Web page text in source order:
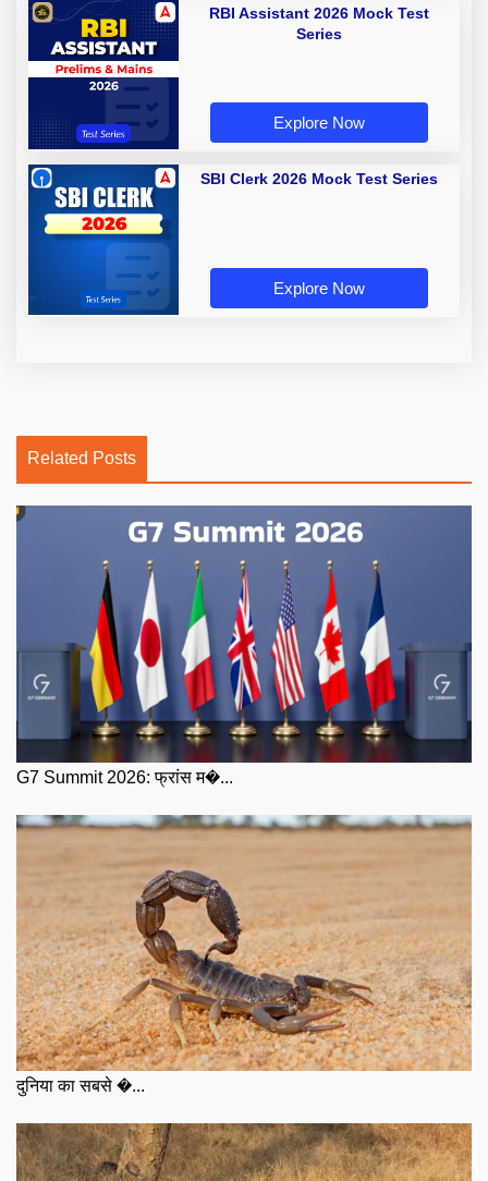
RBI Assistant 2026 Mock Test
Series
Explore Now
SBI Clerk 2026 Mock Test Series
Explore Now
Related Posts
G7 Summit 2026: फ्रांस म�...
दुनिया का सबसे �...